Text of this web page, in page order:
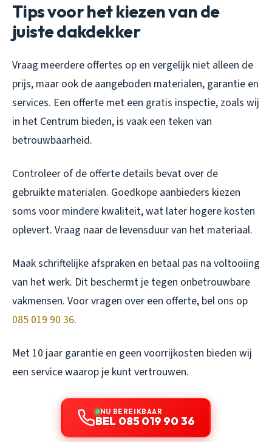
Tips voor het kiezen van de
juiste dakdekker
Vraag meerdere offertes op en vergelijk niet alleen de
prijs, maar ook de aangeboden materialen, garantie en
services. Een offerte met een gratis inspectie, zoals wij
in het Centrum bieden, is vaak een teken van
betrouwbaarheid.
Controleer of de offerte details bevat over de
gebruikte materialen. Goedkope aanbieders kiezen
soms voor mindere kwaliteit, wat later hogere kosten
oplevert. Vraag naar de levensduur van het materiaal.
Maak schriftelijke afspraken en betaal pas na voltooiing
van het werk. Dit beschermt je tegen onbetrouwbare
vakmensen. Voor vragen over een offerte, bel ons op
085 019 90 36.
Met 10 jaar garantie en geen voorrijkosten bieden wij
een service waarop je kunt vertrouwen.
NU BEREIKBAAR
BEL 085 019 90 36